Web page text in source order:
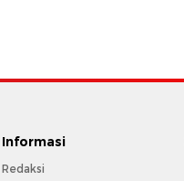
Informasi
Redaksi